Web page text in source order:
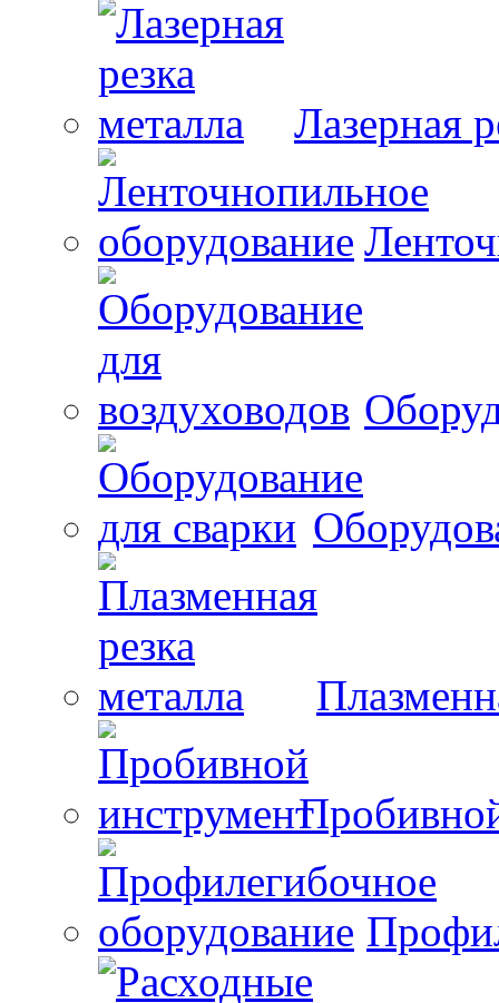
Лазерная